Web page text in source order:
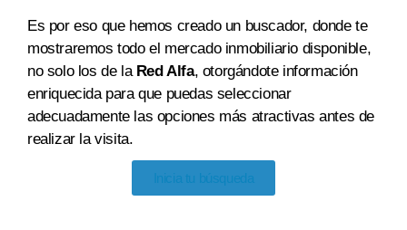
Es por eso que hemos creado un buscador, donde te
mostraremos todo el mercado inmobiliario disponible,
no solo los de la Red Alfa, otorgándote información
enriquecida para que puedas seleccionar
adecuadamente las opciones más atractivas antes de
realizar la visita.
Inicia tu búsqueda